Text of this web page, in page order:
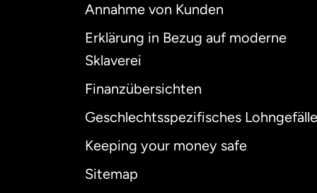
Annahme von Kunden
Erklärung in Bezug auf moderne
Sklaverei
Finanzübersichten
Geschlechtsspezifisches Lohngefälle
Keeping your money safe
Sitemap